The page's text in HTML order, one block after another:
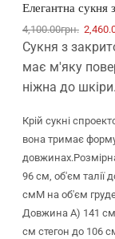
Елегантна сукня
4,100.00грн.
Сукня з
має м'яку
ніжна до шкіри.
Крій сукні
вона тримає
96 см, об'єм
смМ на об'єм
Довжина А) 141
см стегон до 106